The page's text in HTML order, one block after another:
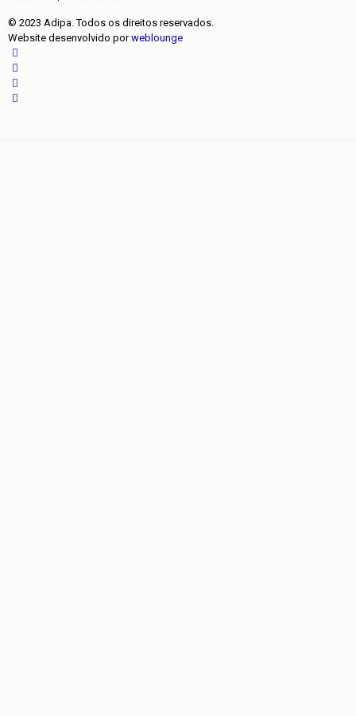
© 2023 Adipa. Todos os direitos reservados.
Website desenvolvido porweblounge